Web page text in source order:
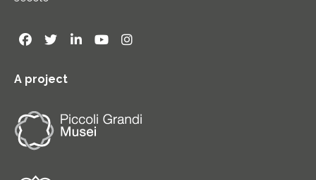
A project